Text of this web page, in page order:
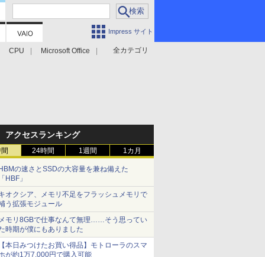
Impress サイト
全カテゴリ
CPU Microsoft Office
アクセスランキング
24時間 1週間 1カ月
の速さとSSDの大容量を兼ね備えた
HBF」
オクシア、メモリ不足をフラッシュメモリで
う拡張モジュール
モリ8GBで仕事なんて無理……そう思ってい
時期が僕にもありました
本日みつけたお買い得品】モトローラのスマ
が約1万7,000円で購入可能